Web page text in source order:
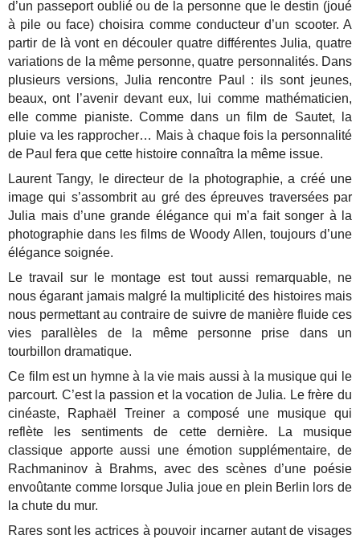
d’un passeport oublié ou de la personne que le destin (joué
à pile ou face) choisira comme conducteur d’un scooter. A
partir de là vont en découler quatre différentes Julia, quatre
variations de la même personne, quatre personnalités. Dans
plusieurs versions, Julia rencontre Paul : ils sont jeunes,
beaux, ont l’avenir devant eux, lui comme mathématicien,
elle comme pianiste. Comme dans un film de Sautet, la
pluie va les rapprocher… Mais à chaque fois la personnalité
de Paul fera que cette histoire connaîtra la même issue.
Laurent Tangy, le directeur de la photographie, a créé une
image qui s’assombrit au gré des épreuves traversées par
Julia mais d’une grande élégance qui m’a fait songer à la
photographie dans les films de Woody Allen, toujours d’une
élégance soignée.
Le travail sur le montage est tout aussi remarquable, ne
nous égarant jamais malgré la multiplicité des histoires mais
nous permettant au contraire de suivre de manière fluide ces
vies parallèles de la même personne prise dans un
tourbillon dramatique.
Ce film est un hymne à la vie mais aussi à la musique qui le
parcourt. C’est la passion et la vocation de Julia. Le frère du
cinéaste, Raphaël Treiner a composé une musique qui
reflète les sentiments de cette dernière. La musique
classique apporte aussi une émotion supplémentaire, de
Rachmaninov à Brahms, avec des scènes d’une poésie
envoûtante comme lorsque Julia joue en plein Berlin lors de
la chute du mur.
Rares sont les actrices à pouvoir incarner autant de visages